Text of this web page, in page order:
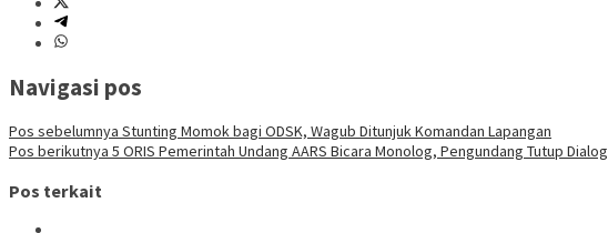
Navigasi pos
Pos sebelumnya Stunting Momok bagi ODSK, Wagub Ditunjuk Komandan Lapangan
Pos berikutnya 5 ORIS Pemerintah Undang AARS Bicara Monolog, Pengundang Tutup Dialog
Pos terkait